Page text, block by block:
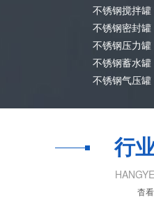
不锈钢搅拌罐
不锈钢密封罐
不锈钢压力罐
不锈钢蓄水罐
不锈钢气压罐
行
杳